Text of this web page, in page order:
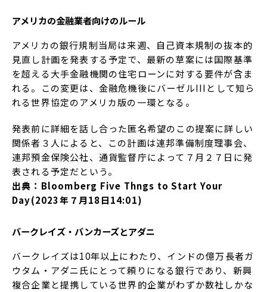
アメリカの金融業者向けのルール
アメリカの銀行規制当局は来週、自己資本規制の抜本的
見直し計画を発表する予定で、最新の草案には国際基準
を超える大手金融機関の住宅ローンに対する要件が含ま
れる。この変更は、金融危機後にバーゼルIIIとして知ら
れる世界協定のアメリカ版の一環となる。
発表前に詳細を話し合った匿名希望のこの提案に詳しい
関係者３人によると、この計画は連邦準備制度理事会、
連邦預金保険公社、通貨監督庁によって７月２７日に発
表される予定だという。
出典：Bloomberg Five Thngs to Start Your
Day(2023年７月18日14:01)
バークレイズ・バンカーズとアダニ
バークレイズは10年以上にわたり、インドの億万長者ガ
ウタム・アダニ氏にとって頼りになる銀行であり、新興
複合企業と提携している世界的企業がわずか数社しかな